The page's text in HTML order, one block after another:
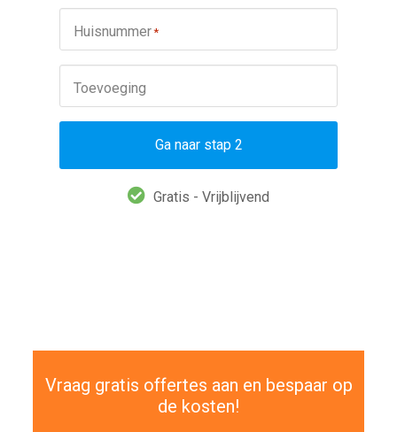
Huisnummer*
Toevoeging
Ga naar stap 2
Gratis - Vrijblijvend
Vraag gratis offertes aan en bespaar op
de kosten!